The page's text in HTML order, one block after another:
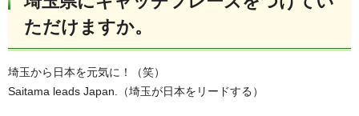
ただけますか。
埼玉から日本を元気に！（笑）
Saitama leads Japan.（埼玉が日本をリードする）